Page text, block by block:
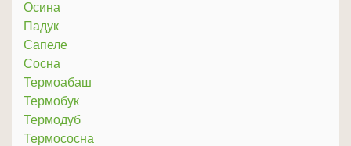
Осина
Падук
Сапеле
Сосна
Термоабаш
Термобук
Термодуб
Термососна